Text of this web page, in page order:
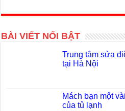
BÀI VIẾT NỔI BẬT
Trung tâm sửa
tại Hà Nội
Mách bạn một
của tủ lạnh